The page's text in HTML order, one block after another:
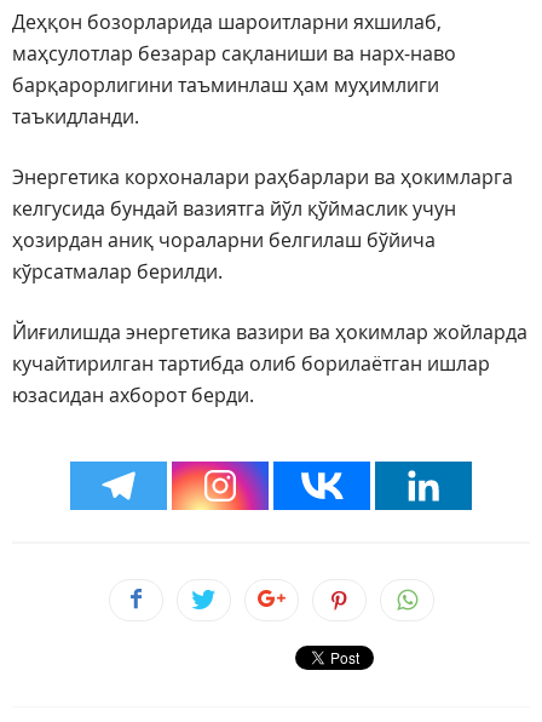
Деҳқон бозорларида шароитларни яхшилаб,
маҳсулотлар безарар сақланиши ва нарх-наво
барқарорлигини таъминлаш ҳам муҳимлиги
таъкидланди.
Энергетика корхоналари раҳбарлари ва ҳокимларга
келгусида бундай вазиятга йўл қўймаслик учун
ҳозирдан аниқ чораларни белгилаш бўйича
кўрсатмалар берилди.
Йиғилишда энергетика вазири ва ҳокимлар жойларда
кучайтирилган тартибда олиб борилаётган ишлар
юзасидан ахборот берди.